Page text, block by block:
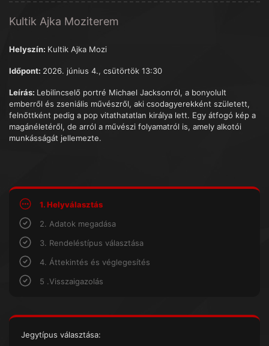
Kultik Ajka Moziterem
Helyszín: Kultik Ajka Mozi
Időpont: 2026. június 4., csütörtök 13:30
Leírás: Lebilincselő portré Michael Jacksonról, a bonyolult
emberről és zseniális művészről, aki csodagyerekként született,
felnőttként pedig a pop vitathatatlan királya lett. Egy átfogó kép a
magánéletéről, de arról a művészi folyamatról is, amely alkotói
munkásságát jellemezte.
1. Helyválasztás
2. Adatok megadása
3. Rendeléstípus választása
4. Áttekintés és véglegesítés
5 .Visszaigazolás
Jegytípus választása: